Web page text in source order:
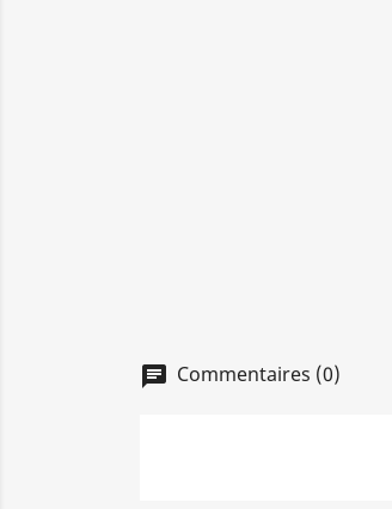
chat Commentaires (0)